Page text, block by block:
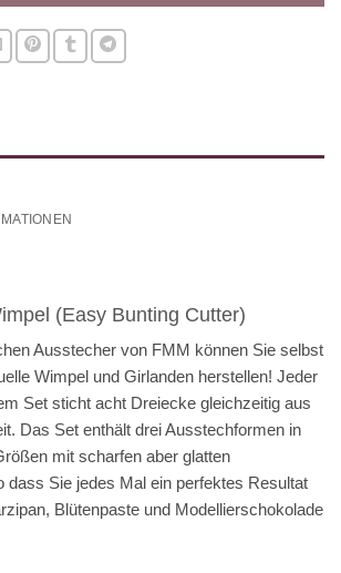
(Easy Bunting Cutter)
Ausstecher von FMM können Sie selbst
Wimpel und Girlanden herstellen! Jeder
Set sticht acht Dreiecke gleichzeitig aus
Das Set enthält drei Ausstechformen in
mit scharfen aber glatten
dass Sie jedes Mal ein perfektes Resultat
Blütenpaste und Modellierschokolade